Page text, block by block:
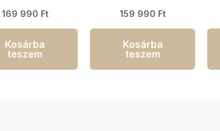
169 990 Ft
Kosárba
teszem
159 990 Ft
Kosárba
teszem